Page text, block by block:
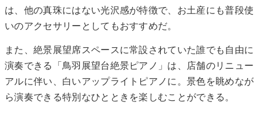
は、他の真珠にはない光沢感が特徴で、お土産にも普段使
いのアクセサリーとしてもおすすめだ。
また、絶景展望席スペースに常設されていた誰でも自由に
演奏できる「鳥羽展望台絶景ピアノ」は、店舗のリニュー
アルに伴い、白いアップライトピアノに。景色を眺めなが
ら演奏できる特別なひとときを楽しむことができる。